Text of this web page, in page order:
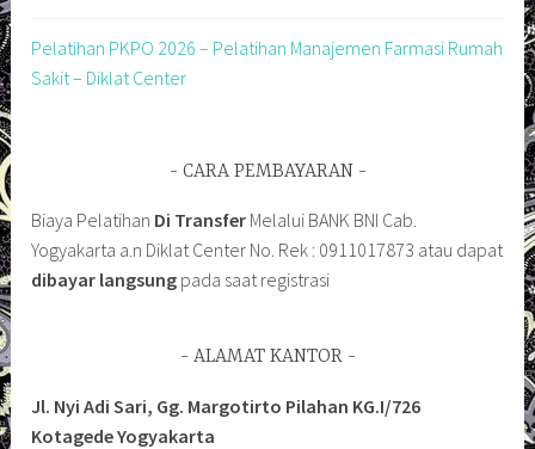
Pelatihan PKPO 2026 – Pelatihan Manajemen Farmasi Rumah
Sakit – Diklat Center
CARA PEMBAYARAN
Biaya Pelatihan Di Transfer Melalui BANK BNI Cab.
Yogyakarta a.n Diklat Center No. Rek : 0911017873 atau dapat
dibayar langsung pada saat registrasi
ALAMAT KANTOR
Jl. Nyi Adi Sari, Gg. Margotirto Pilahan KG.I/726
Kotagede Yogyakarta